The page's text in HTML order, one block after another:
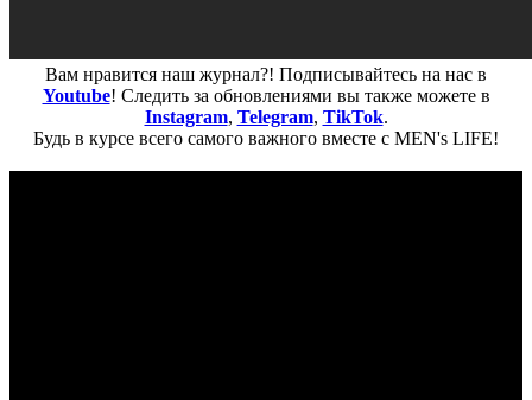
Вам нравится наш журнал?! Подписывайтесь на нас в
Youtube! Следить за обновлениями вы также можете в
Instagram, Telegram, TikTok.
Будь в курсе всего самого важного вместе с MEN's LIFE!